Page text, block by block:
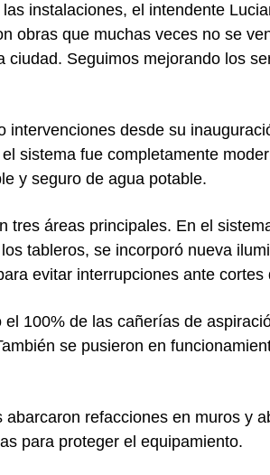
instalaciones, el intendente
obras que muchas veces no se
ciudad. Seguimos mejorando los
intervenciones desde su
sistema fue completamente
y seguro de agua potable.
tres áreas principales. En el
tableros, se incorporó nueva
evitar interrupciones ante cortes
100% de las cañerías de
se pusieron en
abarcaron refacciones en muros y
para proteger el equipamiento.